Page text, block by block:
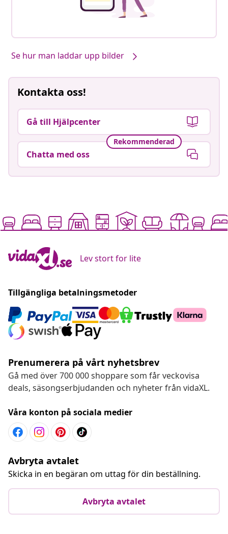
Se hur man laddar upp bilder
Kontakta oss!
Gå till Hjälpcenter
Rekommenderad
Chatta med oss
Lev stort for lite
Tillgängliga betalningsmetoder
Prenumerera på vårt nyhetsbrev
Gå med över 700 000 shoppare som får veckovisa
deals, säsongserbjudanden och nyheter från vidaXL.
Våra konton på sociala medier
Avbryta avtalet
Skicka in en begäran om uttag för din beställning.
Avbryta avtalet